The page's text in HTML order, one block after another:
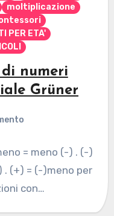
moltiplicazione
PER ETA'
numeri
Grüner
= meno (-) . (-)
. (+) = (-)meno per
con…